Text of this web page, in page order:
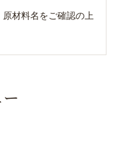
原材料名をご確認の上